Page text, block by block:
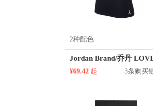
2种配色
¥69.42 起 3条购买